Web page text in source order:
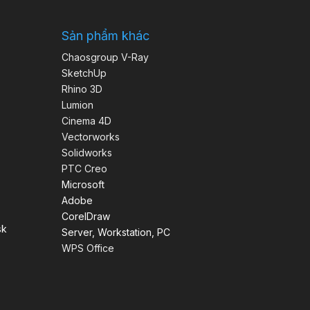
Sản phẩm khác
Chaosgroup V-Ray
SketchUp
Rhino 3D
Lumion
Cinema 4D
Vectorworks
Solidworks
PTC Creo
Microsoft
Adobe
CorelDraw
Server, Workstation, PC
WPS Office